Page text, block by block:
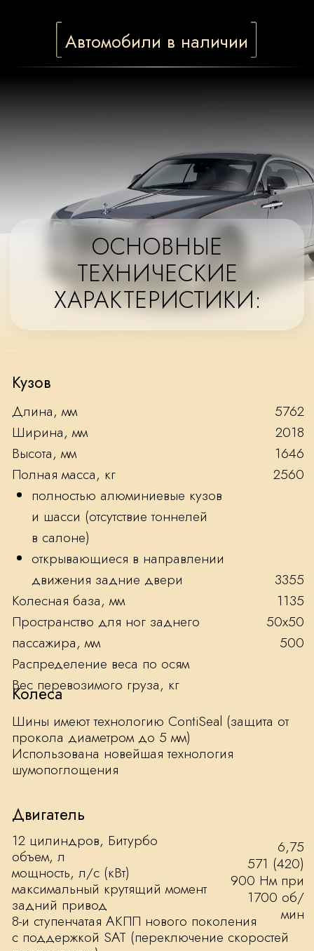
Шины имеют технологию ContiSeal (защита от
прокола диаметром до 5 мм)
Использована новейшая технология
шумопоглощения
Городской цикл, л/100 км
Загородный цикл, л/100 км
Смешанный цикл, л/100 км
Запас хода на полном баке, км
23,6
Расход топлива
Двигатель
571 (420)
5,5
12 цилиндров, Битурбо
мощность, л/с (кВт)
задний привод
8-и ступенчатая АКПП нового поколения
по навигации)
с автоматической регулировкой жесткости
в зависимости от скорости движения и качества
дорожного покрытия, ручная регулировка
дорожного просвета — 3 положения кузова
объем топливного бака, л
разгон от 0 до 100 км, с
2018
2560
1135
50х50
500
Полная масса, кг
Пространство для ног заднего
Распределение веса по осям
Вес перевозимого груза, кг
СВЯЗАТЬСЯ С МЕНЕДЖЕРОМ
ОФИЦИАЛЬНЫЙ ДИЛЕР
ROLLS-ROYCE
+7 499 383 70 70
© 2026 RR-Кутузовский – официальный дилер
Rolls-Royce в Москве.
Все права защищены.
Политика конфиденциальности
Сайт сделал Riteweb.ru